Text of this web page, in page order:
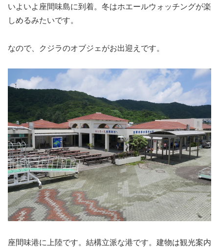
いよいよ座間味島に到着。冬はホエールウォッチングが楽
しめるみたいです。
なので、クジラのオブジェがお出迎えです。
座間味港に上陸です。結構立派な港です。建物は観光案内